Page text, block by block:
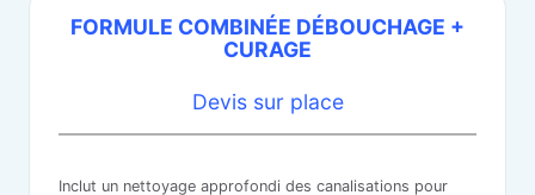
FORMULE COMBINÉE DÉBOUCHAGE +
CURAGE
Devis sur place
Inclut un nettoyage approfondi des canalisations pour